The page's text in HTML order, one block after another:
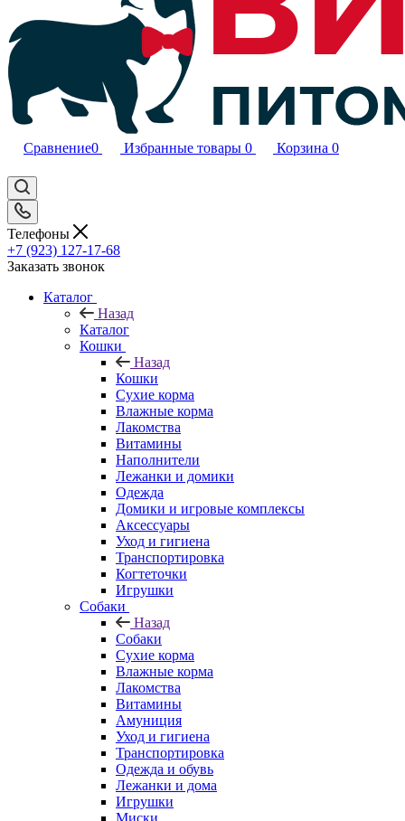
Сравнение0 Избранные товары 0 Корзина 0
Телефоны
+7 (923) 127-17-68
Заказать звонок
Каталог
Назад
Каталог
Кошки
Назад
Кошки
Сухие корма
Влажные корма
Лакомства
Витамины
Наполнители
Лежанки и домики
Одежда
Домики и игровые комплексы
Аксессуары
Уход и гигиена
Транспортировка
Когтеточки
Игрушки
Собаки
Назад
Собаки
Сухие корма
Влажные корма
Лакомства
Витамины
Амуниция
Уход и гигиена
Транспортировка
Одежда и обувь
Лежанки и дома
Игрушки
Миски